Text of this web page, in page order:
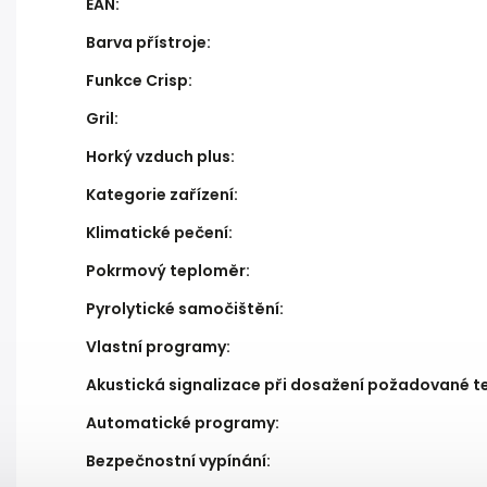
Barva přístroje:
Funkce Crisp:
Gril:
Horký vzduch plus:
Kategorie zařízení:
Klimatické pečení:
Pokrmový teploměr:
Pyrolytické samočištění:
Vlastní programy:
Akustická signalizace při dosažení požadované
Automatické programy:
Bezpečnostní vypínání: